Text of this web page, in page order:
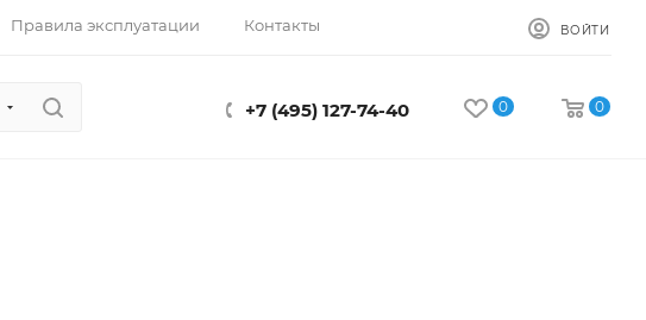
Правила эксплуатации Контакты ВОЙТИ
+7 (495) 127-74-40 0 0